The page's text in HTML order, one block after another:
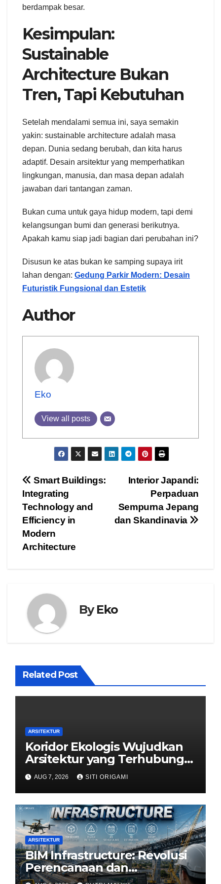
berdampak besar.
Kesimpulan:
Sustainable
Architecture Bukan
Tren, Tapi Kebutuhan
Setelah mendalami semua ini, saya semakin
yakin: sustainable architecture adalah masa
depan. Dunia sedang berubah, dan kita harus
adaptif. Desain arsitektur yang memperhatikan
lingkungan, manusia, dan masa depan adalah
jawaban dari tantangan zaman.
Bukan cuma untuk gaya hidup modern, tapi demi
kelangsungan bumi dan generasi berikutnya.
Apakah kamu siap jadi bagian dari perubahan ini?
Disusun ke atas bukan ke samping supaya irit
lahan dengan: Gedung Parkir Modern: Desain
Futuristik Fungsional dan Estetik
Author
Eko
View all posts
Post
navigation
Interior Japandi:
Perpaduan
Sempurna Jepang
dan Skandinavia
Smart Buildings:
Integrating
Technology and
Efficiency in
Modern
Architecture
ByEko
Related Post
ARSITEKTUR
Koridor Ekologis Wujudkan
Arsitektur yang Terhubung
dengan Alam
AUG 7, 2026 SITI ORIGAMI
ARSITEKTUR
BIM Infrastructure: Revolusi
Perencanaan dan
Pengelolaan Infrastruktur